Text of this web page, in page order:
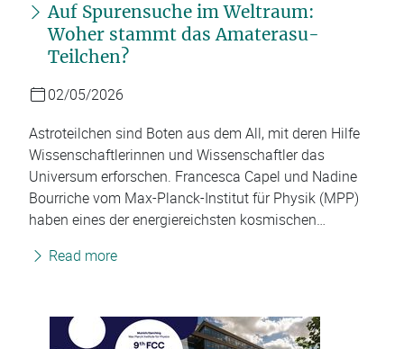
Auf Spurensuche im Weltraum:
Woher stammt das Amaterasu-
Teilchen?
02/05/2026
Astroteilchen sind Boten aus dem All, mit deren Hilfe
Wissenschaftlerinnen und Wissenschaftler das
Universum erforschen. Francesca Capel und Nadine
Bourriche vom Max-Planck-Institut für Physik (MPP)
haben eines der energiereichsten kosmischen…
Read more